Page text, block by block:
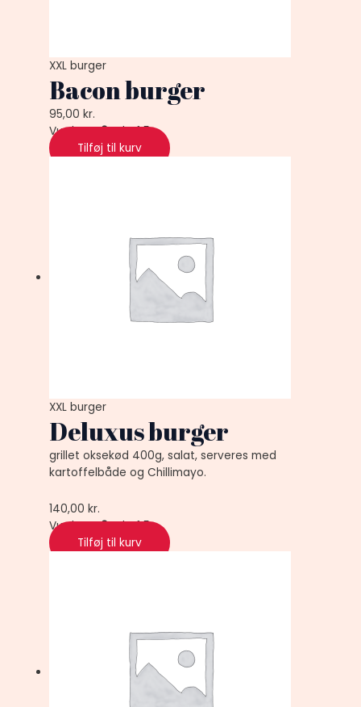
XXL burger
Bacon burger
95,00kr.
Vurderet0ud af 5
Tilføj til kurv
XXL burger
Deluxus burger
grillet oksekød 400g, salat, serveres med
kartoffelbåde og Chillimayo.
140,00kr.
Vurderet0ud af 5
Tilføj til kurv